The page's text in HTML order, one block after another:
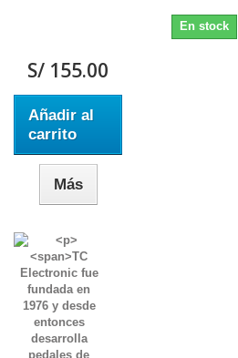
En stock
S/ 155.00
Añadir al
carrito
Más